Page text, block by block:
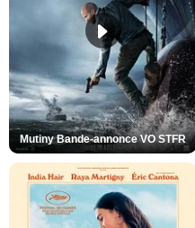
Mutiny Bande-annonce VO STFR